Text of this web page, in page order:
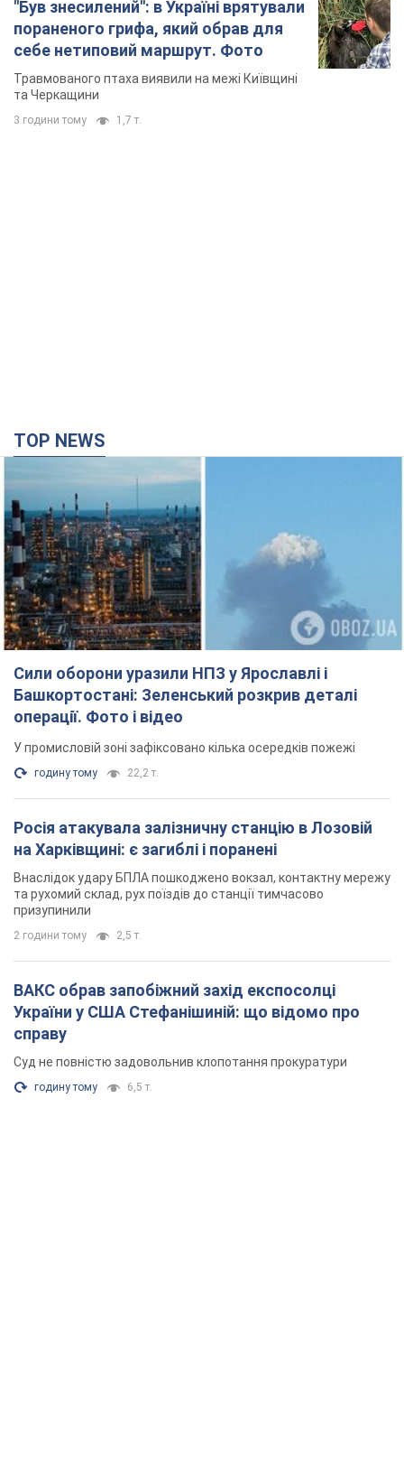
"Був знесилений": в Україні врятували
пораненого грифа, який обрав для
себе нетиповий маршрут. Фото
Травмованого птаха виявили на межі Київщині
та Черкащини
3 години тому 1,7 т.
TOP NEWS
Сили оборони уразили НПЗ у Ярославлі і
Башкортостані: Зеленський розкрив деталі
операції. Фото і відео
У промисловій зоні зафіксовано кілька осередків пожежі
годину тому 22,2 т.
Росія атакувала залізничну станцію в Лозовій
на Харківщині: є загиблі і поранені
Внаслідок удару БПЛА пошкоджено вокзал, контактну мережу
та рухомий склад, рух поїздів до станції тимчасово
призупинили
2 години тому 2,5 т.
ВАКС обрав запобіжний захід експосолці
України у США Стефанішиній: що відомо про
справу
Суд не повністю задовольнив клопотання прокуратури
годину тому 6,5 т.